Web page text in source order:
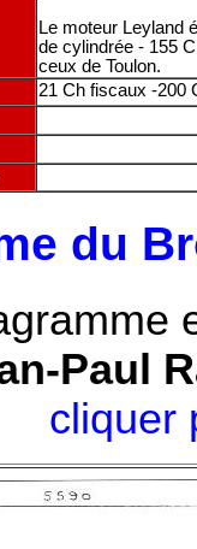
Le moteur Leyland
de cylindrée - 155
ceux de Toulon.
21 Ch fiscaux -200
du
Paul
cliquer